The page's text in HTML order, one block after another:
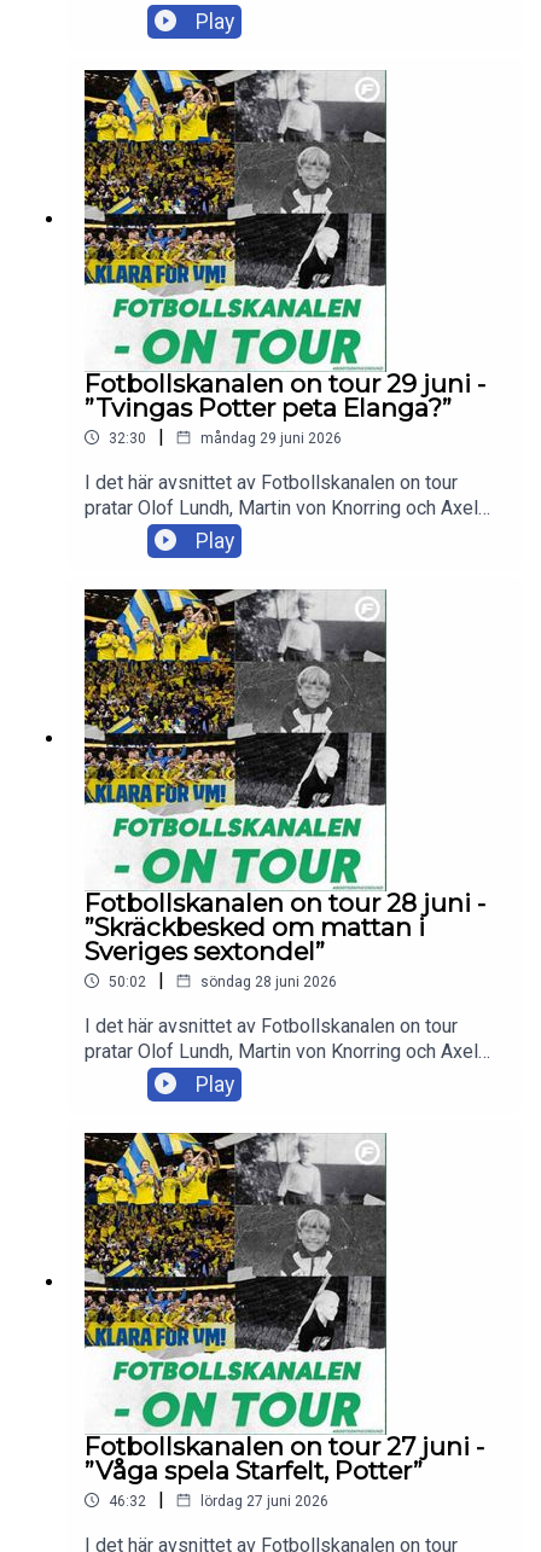
Pileby om det svenska VM-lägret inför kvällens
VM-rysare mot Frankrike, samt svarar på flera
olof.lundh@tv4.se , martin.vonknorring@tv4.se
eller axel.pileby@tv4.se
Play
Fotbollskanalen on tour 29 juni -
”Tvingas Potter peta Elanga?”
32:30 | måndag 29 juni 2026
I det här avsnittet av Fotbollskanalen on tour
pratar Olof Lundh, Martin von Knorring och Axel
Pileby om det senaste från det svenska VM-
lägret inför tisdagens match mot Frankrike, samt
frågor till olof.lundh@tv4.se ,
martin.vonknorring@tv4.se eller
axel.pileby@tv4.se
Play
Fotbollskanalen on tour 28 juni -
”Skräckbesked om mattan i
Sveriges sextondel”
50:02 | söndag 28 juni 2026
I det här avsnittet av Fotbollskanalen on tour
pratar Olof Lundh, Martin von Knorring och Axel
Pileby om det senaste från det svenska VM-
lägret, gårdagens intervjurunda och svarar på flera
olof.lundh@tv4.se , martin.vonknorring@tv4.se
eller axel.pileby@tv4.se
Play
Fotbollskanalen on tour 27 juni -
”Våga spela Starfelt, Potter”
46:32 | lördag 27 juni 2026
I det här avsnittet av Fotbollskanalen on tour